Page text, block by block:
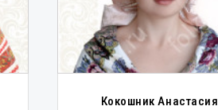
Кокошник Анастасия